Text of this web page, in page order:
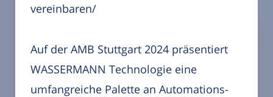
vereinbaren/
Auf der AMB Stuttgart 2024 präsentiert
WASSERMANN Technologie eine
umfangreiche Palette an Automations-